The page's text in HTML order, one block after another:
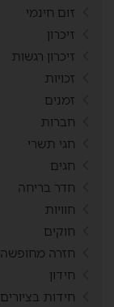
זום חינמי
זיכרון
זיכרון רגשות
זכויות
זמנים
חברות
חגי תשרי
חגים
חדר בריחה
חוויות
חוקים
חזרה מחופשה
חידון
חידות בציורים